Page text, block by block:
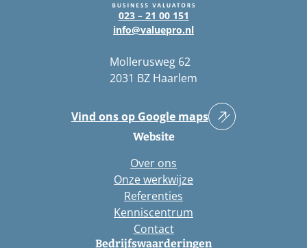
023 – 21 00 151
info@valuepro.nl
Mollerusweg 62
2031 BZ Haarlem
Vind ons op Google maps
Website
Over ons
Onze werkwijze
Referenties
Kenniscentrum
Contact
Bedrijfswaarderingen